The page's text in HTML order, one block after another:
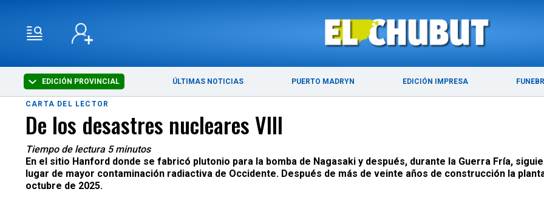
EDICIÓN PROVINCIAL ÚLTIMAS NOTICIAS PUERTO MADRYN EDICIÓN IMPRESA
ÚLTIMAS NOTICIAS PUERTO MADRYN
CARTA DEL LECTOR
De los desastres nucleares VIII
Tiempo de lectura 5 minutos
En el sitio Hanford donde se fabricó plutonio para la bomba de Nagasaki y después, durante la Guerra Fría,
lugar de mayor contaminación radiactiva de Occidente. Después de más de veinte años de construcción la
octubre de 2025.